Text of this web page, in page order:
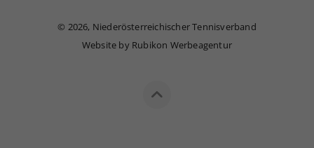
© 2026, Niederösterreichischer Tennisverband
Website by Rubikon Werbeagentur